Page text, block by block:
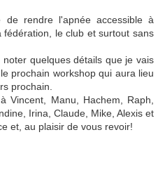
rendre l'apnée accessible à
le club et surtout sans
quelques détails que je vais
prochain workshop qui aura lieu
prochain.
Vincent, Manu, Hachem, Raph,
Irina, Claude, Mike, Alexis et
et, au plaisir de vous revoir!